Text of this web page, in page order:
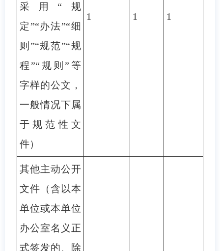
采用“规
定”“办法”“细
则”“规范”“规
程”“规则”等
字样的公文，
一般情况下属
于规范性文
件）
1 1 1
其他主动公开
文件（含以本
单位或本单位
办公室名义正
式签发的、除